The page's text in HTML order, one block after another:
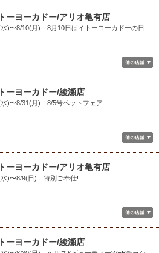
ーヨーカドー/アリオ亀有店
)〜8/10(月) 8月10日はイトーヨーカドーの日
ーヨーカドー/綾瀬店
)〜8/31(月) 8/5号ペットフェア
ーヨーカドー/アリオ亀有店
水)〜8/9(日) 特別ご奉仕!
ーヨーカドー/綾瀬店